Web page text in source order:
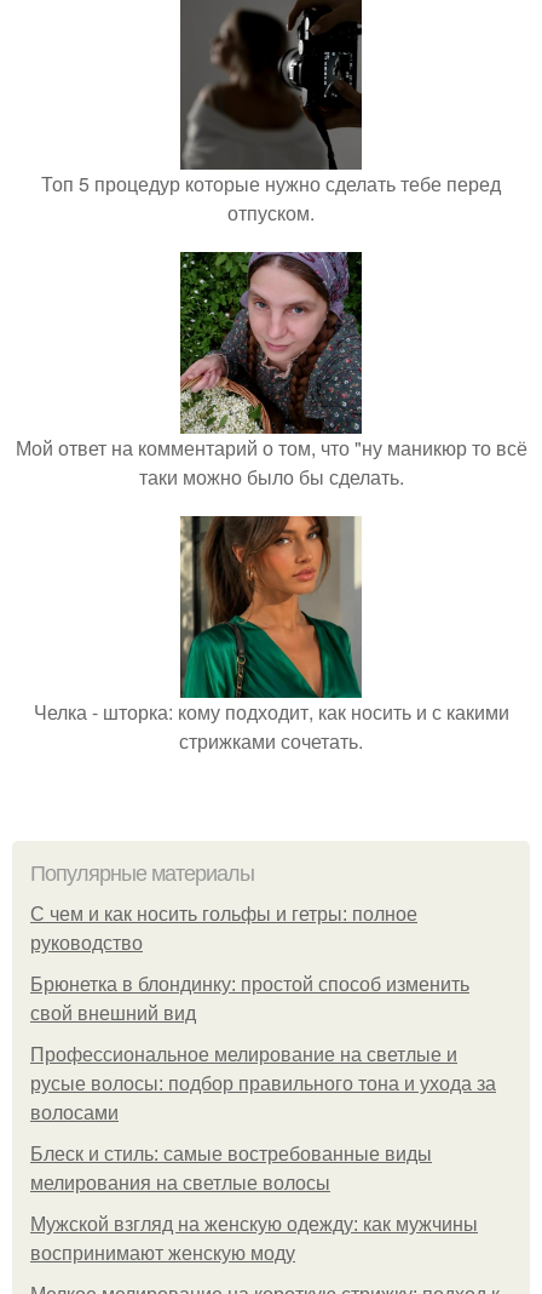
Топ 5 процедур которые нужно сделать тебе перед
отпуском.
Мой ответ на комментарий о том, что "ну маникюр то всё
таки можно было бы сделать.
Челка - шторка: кому подходит, как носить и с какими
стрижками сочетать.
Популярные материалы
С чем и как носить гольфы и гетры: полное
руководство
Брюнетка в блондинку: простой способ изменить
свой внешний вид
Профессиональное мелирование на светлые и
русые волосы: подбор правильного тона и ухода за
волосами
Блеск и стиль: самые востребованные виды
мелирования на светлые волосы
Мужской взгляд на женскую одежду: как мужчины
воспринимают женскую моду